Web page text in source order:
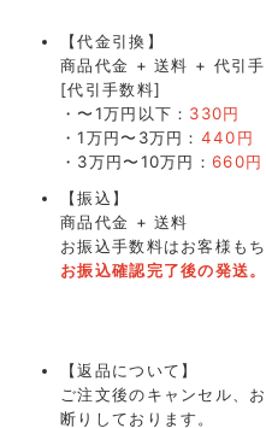
【代金引換】
商品代金 + 送料 + 代引
[代引手数料]
・〜1万円以下： 330円
・1万円〜3万円： 440円
・3万円〜10万円： 660円
【振込】
商品代金 + 送料
お振込手数料はお客様もち
お振込確認完了後の発送。
【返品について】
ご注文後のキャンセル、
断りしております。